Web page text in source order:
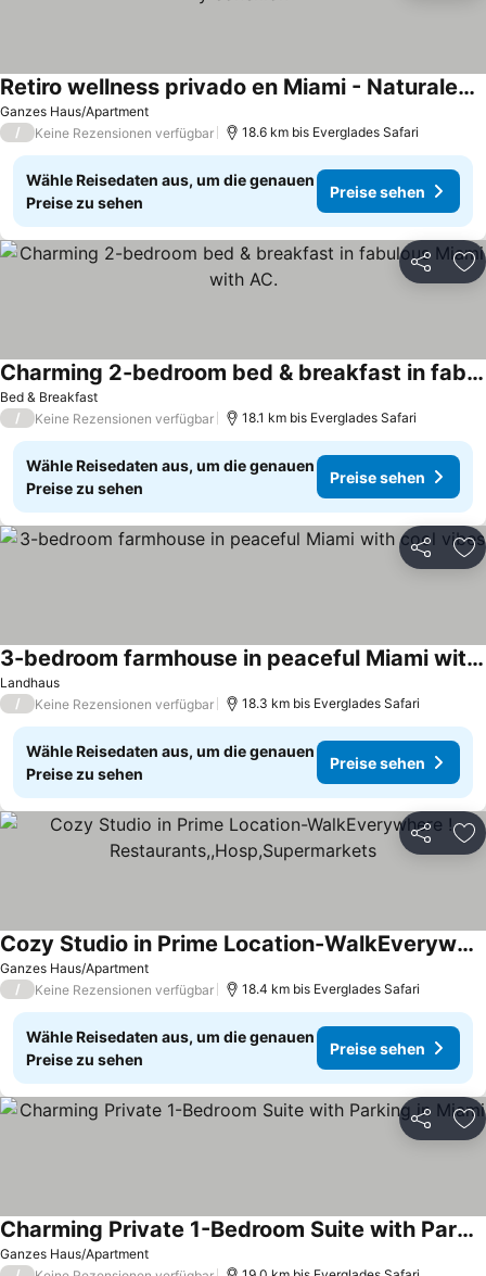
Ganzes Haus/Apartment
Retiro wellness privado en Miami - Naturaleza, descanso y conexión
/ Keine Rezensionen verfügbar 18.6 km bis Everglades Safari
Wähle Reisedaten aus, um die genauen
Preise zu sehen
Preise sehen
Teilen
Bed & Breakfast
Charming 2-bedroom bed & breakfast in fabulous Miami with AC.
/ Keine Rezensionen verfügbar 18.1 km bis Everglades Safari
Wähle Reisedaten aus, um die genauen
Preise zu sehen
Preise sehen
Teilen
Landhaus
3-bedroom farmhouse in peaceful Miami with cool vibes
/ Keine Rezensionen verfügbar 18.3 km bis Everglades Safari
Wähle Reisedaten aus, um die genauen
Preise zu sehen
Preise sehen
Teilen
Ganzes Haus/Apartment
Cozy Studio in Prime Location-WalkEverywhere ! Restaurants,,Hosp,Supermarkets
/ Keine Rezensionen verfügbar 18.4 km bis Everglades Safari
Wähle Reisedaten aus, um die genauen
Preise zu sehen
Preise sehen
Teilen
Ganzes Haus/Apartment
Charming Private 1-Bedroom Suite with Parking in Miami